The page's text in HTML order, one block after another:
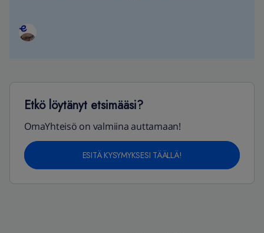
Etkö löytänyt etsimääsi?
OmaYhteisö on valmiina auttamaan!
ESITÄ KYSYMYKSESI TÄÄLLÄ!